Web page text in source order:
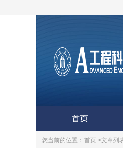
首页
您当前的位置： 首页 >文章列